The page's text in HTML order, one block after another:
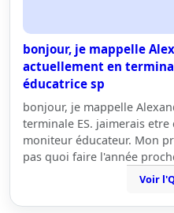
bonjour, je mappelle
actuellement en
éducatrice sp
bonjour, je mappelle
terminale ES. jaimerais
moniteur éducateur. Mon
pas quoi faire l'année
Voir